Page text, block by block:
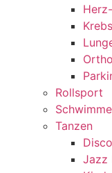
Rollsport
Tanzen
Jazz